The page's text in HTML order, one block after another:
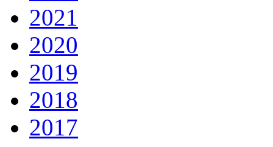
2021
2020
2019
2018
2017